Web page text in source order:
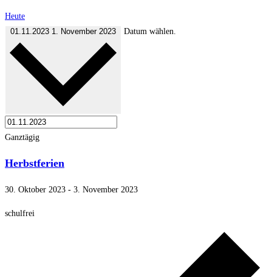
Heute
01.11.2023 1. November 2023 Datum wählen.
Ganztägig
Herbstferien
30. Oktober 2023 - 3. November 2023
schulfrei